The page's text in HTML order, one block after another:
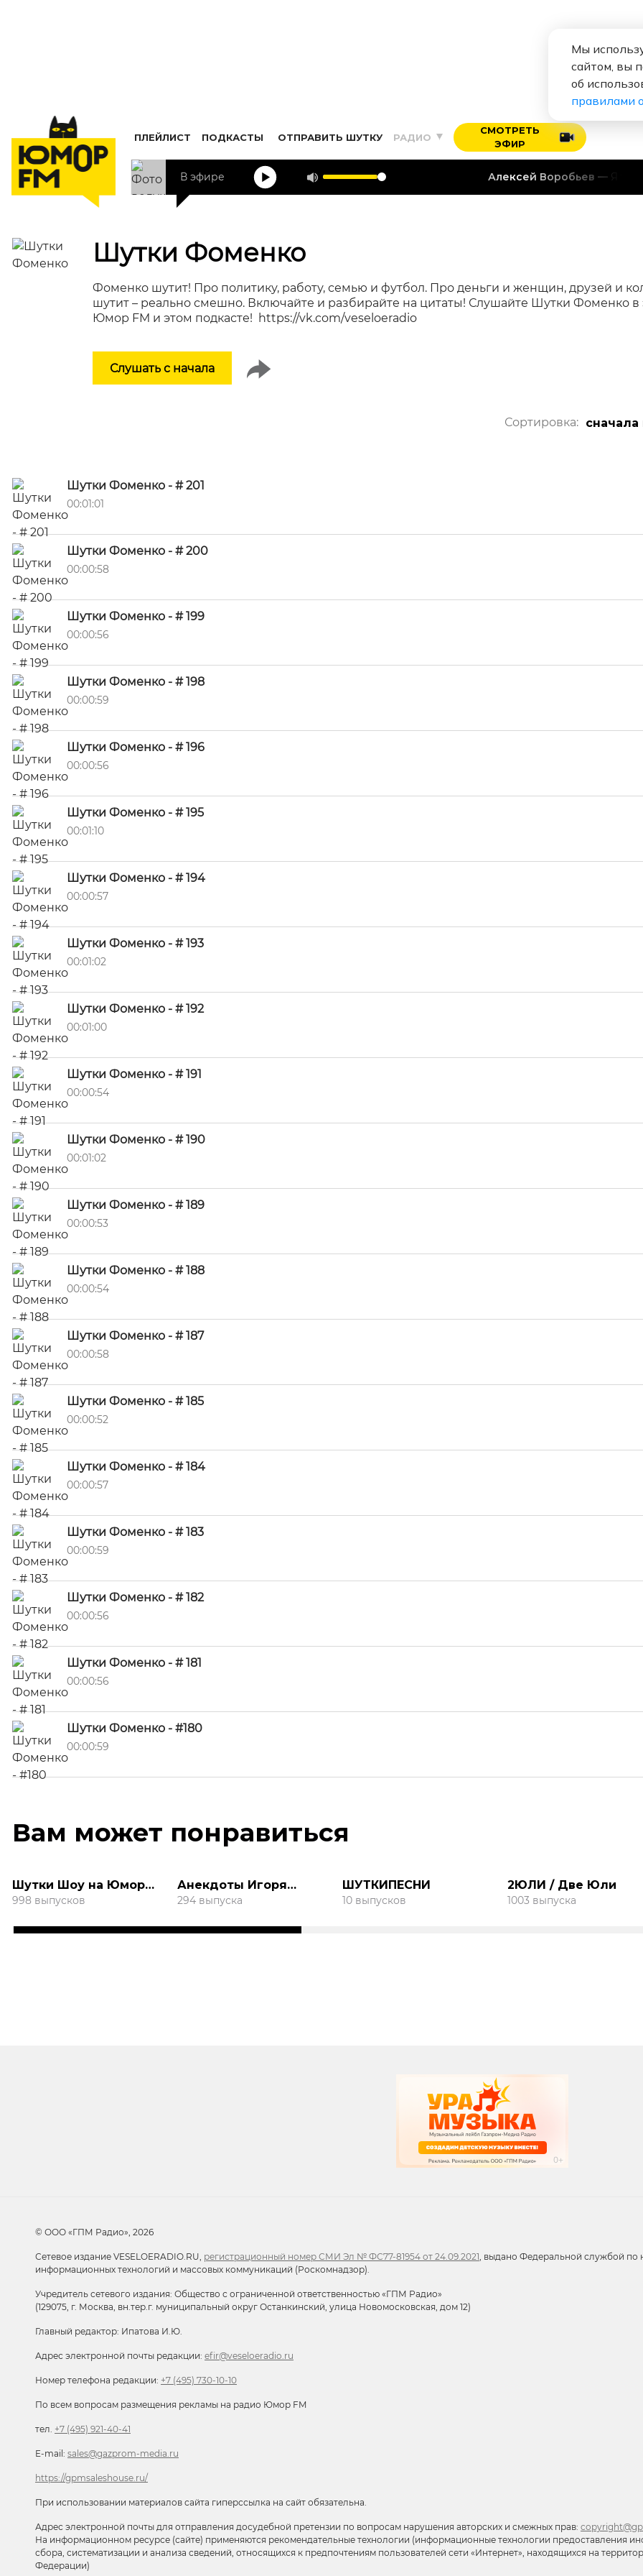
ПЛЕЙЛИСТ ПОДКАСТЫ ОТПРАВИТЬ ШУТКУ РАДИО
СМОТРЕТЬ
ЭФИР
В эфире Алексей Воробьев Я тебя люблю
Шутки Фоменко
Фоменко шутит! Про политику, работу, семью и футбол. Про деньги и женщин, друзей и
шутит – реально смешно. Включайте и разбирайте на цитаты! Слушайте Шутки Фоменко
Юмор FM и этом подкасте! https://vk.com/veseloeradio
Слушать с начала
Сортировка:
Шутки Фоменко - # 201
00:01:01
Шутки Фоменко - # 200
00:00:58
Шутки Фоменко - # 199
00:00:56
Шутки Фоменко - # 198
00:00:59
Шутки Фоменко - # 196
00:00:56
Шутки Фоменко - # 195
00:01:10
Шутки Фоменко - # 194
00:00:57
Шутки Фоменко - # 193
00:01:02
Шутки Фоменко - # 192
00:01:00
Шутки Фоменко - # 191
00:00:54
Шутки Фоменко - # 190
00:01:02
Шутки Фоменко - # 189
00:00:53
Шутки Фоменко - # 188
00:00:54
Шутки Фоменко - # 187
00:00:58
Шутки Фоменко - # 185
00:00:52
Шутки Фоменко - # 184
00:00:57
Шутки Фоменко - # 183
00:00:59
Шутки Фоменко - # 182
00:00:56
Шутки Фоменко - # 181
00:00:56
Шутки Фоменко - #180
00:00:59
Вам может понравиться
Шутки Шоу на Юмор
FM
998 выпусков
Анекдоты Игоря
Маменко
294 выпуска
ШУТКИПЕСНИ
10 выпусков
2ЮЛИ / Две Юли
1003 выпуска
© ООО «ГПМ Радио», 2026
Сетевое издание VESELOERADIO.RU, регистрационный номер СМИ Эл № ФС77-81954 от 24.09.2021, выдано Федеральной службой по
информационных технологий и массовых коммуникаций (Роскомнадзор).
Учредитель сетевого издания: Общество с ограниченной ответственностью «ГПМ Радио»
(129075, г. Москва, вн.тер.г. муниципальный округ Останкинский, улица Новомосковская, дом 12)
Главный редактор: Ипатова И.Ю.
Адрес электронной почты редакции: efir@veseloeradio.ru
Номер телефона редакции: +7 (495) 730-10-10
По всем вопросам размещения рекламы на радио Юмор FM
тел. +7 (495) 921-40-41
E-mail: sales@gazprom-media.ru
https://gpmsaleshouse.ru/
При использовании материалов сайта гиперссылка на сайт обязательна.
Адрес электронной почты для отправления досудебной претензии по вопросам нарушения авторских и смежных прав:
На информационном ресурсе (сайте) применяются рекомендательные технологии (информационные технологии предоставления
сбора, систематизации и анализа сведений, относящихся к предпочтениям пользователей сети «Интернет», находящихся на
Федерации)
Мы
сайтом, вы
об
правилами